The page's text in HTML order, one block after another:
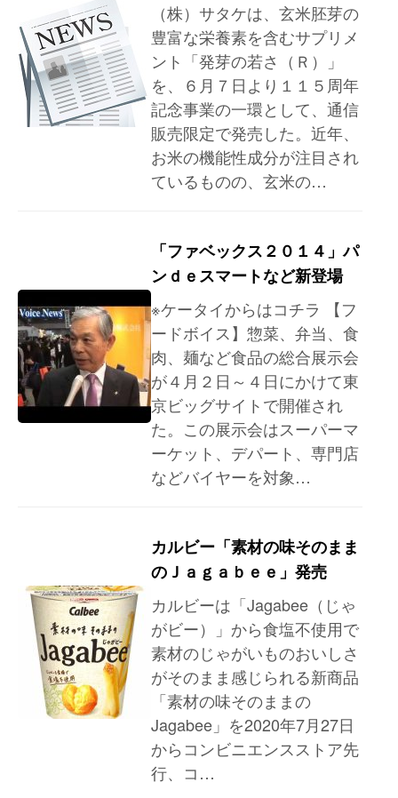
（株）サタケは、玄米胚芽の
豊富な栄養素を含むサプリメ
ント「発芽の若さ（Ｒ）」
を、６月７日より１１５周年
記念事業の一環として、通信
販売限定で発売した。近年、
お米の機能性成分が注目され
ているものの、玄米の…
「ファベックス２０１４」パ
ンｄｅスマートなど新登場
※ケータイからはコチラ 【フ
ードボイス】惣菜、弁当、食
肉、麺など食品の総合展示会
が４月２日～４日にかけて東
京ビッグサイトで開催され
た。この展示会はスーパーマ
ーケット、デパート、専門店
などバイヤーを対象…
カルビー「素材の味そのまま
のＪａｇａｂｅｅ」発売
カルビーは「Jagabee（じゃ
がビー）」から食塩不使用で
素材のじゃがいものおいしさ
がそのまま感じられる新商品
「素材の味そのままの
Jagabee」を2020年7月27日
からコンビニエンスストア先
行、コ…